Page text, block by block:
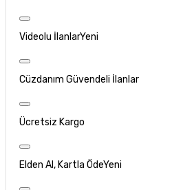
Videolu İlanlarYeni
Cüzdanım Güvendeli İlanlar
Ücretsiz Kargo
Elden Al, Kartla ÖdeYeni